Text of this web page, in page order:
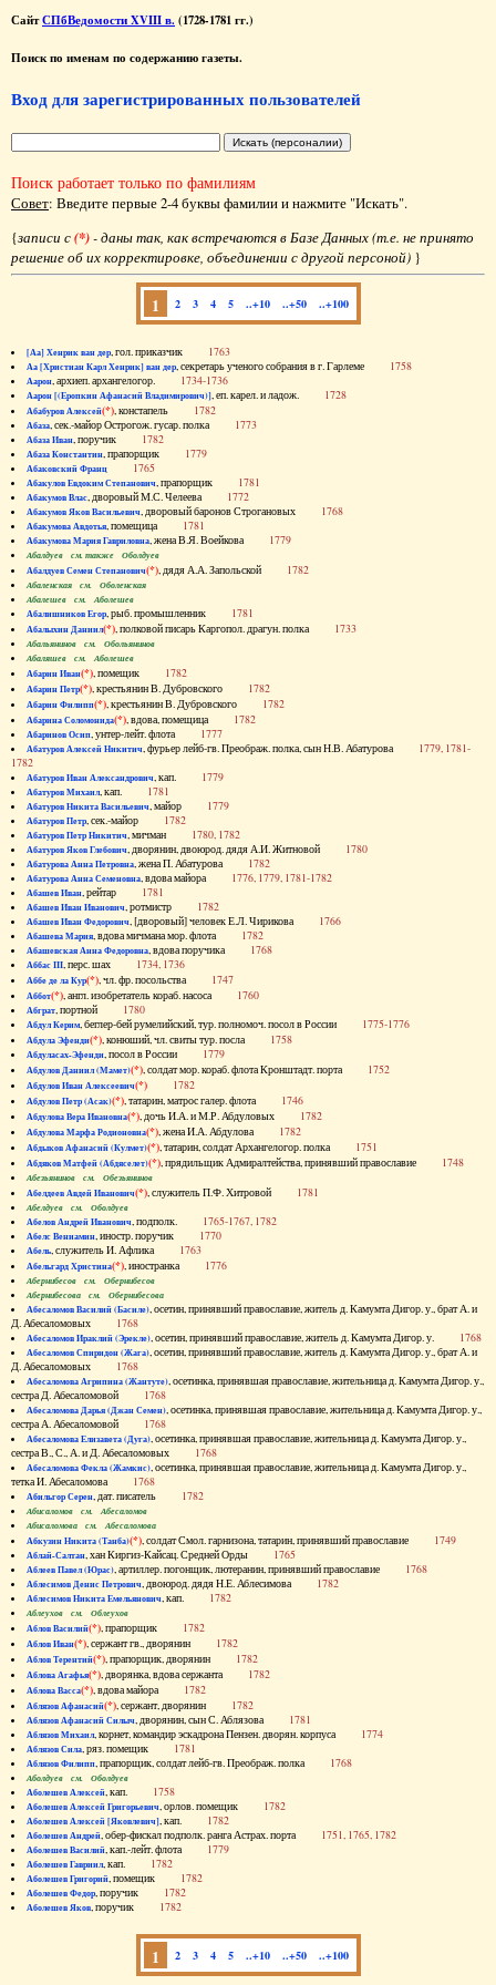
СайтСПбВедомости XVIII в. (1728-1781 гг.)
Поиск по именам по содержанию газеты.
Вход для зарегистрированных пользователей
Поиск работает только по фамилиям
Совет: Введите первые 2-4 буквы фамилии и нажмите "Искать".
{записи с(*)- даны так, как встречаются в Базе Данных (т.е. не принято
решение об их корректировке, объединении с другой персоной) }
1 2 3 4 5 ..+10 ..+50 ..+100
[Аа] Хенрик ван дер, гол. приказчик 1763
Аа [Христиан Карл Хенрик] ван дер, секретарь ученого собрания в г. Гарлеме 1758
Аарон, архиеп. архангелогор. 1734-1736
Аарон [(Еропкин Афанасий Владимирович)], еп. карел. и ладож. 1728
Абабуров Алексей(*), констапель 1782
Абаза, сек.-майор Острогож. гусар. полка 1773
Абаза Иван, поручик 1782
Абаза Константин, прапорщик 1779
Абаковский Франц 1765
Абакулов Евдоким Степанович, прапорщик 1781
Абакумов Влас, дворовый М.С. Челеева 1772
Абакумов Яков Васильевич, дворовый баронов Строгановых 1768
Абакумова Авдотья, помещица 1781
Абакумова Мария Гавриловна, жена В.Я. Воейкова 1779
Абалдуев см. также Оболдуев
Абалдуев Семен Степанович(*), дядя А.А. Запольской 1782
Абаленская см. Оболенская
Абалешев см. Аболешев
Абалишников Егор, рыб. промышленник 1781
Абалыхин Даниил(*), полковой писарь Каргопол. драгун. полка 1733
Абальянинов см. Обольянинов
Абаляшев см. Аболешев
Абарин Иван(*), помещик 1782
Абарин Петр(*), крестьянин В. Дубровского 1782
Абарин Филипп(*), крестьянин В. Дубровского 1782
Абарина Соломонида(*), вдова, помещица 1782
Абаринов Осип, унтер-лейт. флота 1777
Абатуров Алексей Никитич, фурьер лейб-гв. Преображ. полка, сын Н.В. Абатурова 1779, 1781-
1782
Абатуров Иван Александрович, кап. 1779
Абатуров Михаил, кап. 1781
Абатуров Никита Васильевич, майор 1779
Абатуров Петр, сек.-майор 1782
Абатуров Петр Никитич, мичман 1780, 1782
Абатуров Яков Глебович, дворянин, двоюрод. дядя А.И. Житновой 1780
Абатурова Анна Петровна, жена П. Абатурова 1782
Абатурова Анна Семеновна, вдова майора 1776, 1779, 1781-1782
Абашев Иван, рейтар 1781
Абашев Иван Иванович, ротмистр 1782
Абашев Иван Федорович, [дворовый] человек Е.Л. Чирикова 1766
Абашева Мария, вдова мичмана мор. флота 1782
Абашевская Анна Федоровна, вдова поручика 1768
Аббас III, перс. шах 1734, 1736
Аббе де ла Кур(*), чл. фр. посольства 1747
Аббот(*), англ. изобретатель кораб. насоса 1760
Абграт, портной 1780
Абдул Керим, беглер-бей румелийский, тур. полномоч. посол в России 1775-1776
Абдула Эфенди(*), конюший, чл. свиты тур. посла 1758
Абдуласах-Эфенди, посол в России 1779
Абдулов Даниил (Мамет)(*), солдат мор. кораб. флота Кронштадт. порта 1752
Абдулов Иван Алексеевич(*) 1782
Абдулов Петр (Асак)(*), татарин, матрос галер. флота 1746
Абдулова Вера Ивановна(*), дочь И.А. и М.Р. Абдуловых 1782
Абдулова Марфа Родионовна(*), жена И.А. Абдулова 1782
Абдыков Афанасий (Кулмет)(*), татарин, солдат Архангелогор. полка 1751
Абдяков Матфей (Абдяселет)(*), прядильщик Адмиралтейства, принявший православие 1748
Абезьянинов см. Обезьянинов
Абелдеев Авдей Иванович(*), служитель П.Ф. Хитровой 1781
Абелдуев см. Оболдуев
Абелов Андрей Иванович, подполк. 1765-1767, 1782
Абелс Вениамин, иностр. поручик 1770
Абель, служитель И. Афлика 1763
Абельгард Христина(*), иностранка 1776
Абернибесов см. Обернибесов
Абернибесова см. Обернибесова
Абесаломов Василий (Басиле), осетин, принявший православие, житель д. Камумта Дигор. у., брат А. и
Д. Абесаломовых 1768
Абесаломов Ираклий (Эрекле), осетин, принявший православие, житель д. Камумта Дигор. у. 1768
Абесаломов Спиридон (Жага), осетин, принявший православие, житель д. Камумта Дигор. у., брат А. и
Д. Абесаломовых 1768
Абесаломова Агрипина (Жантуте), осетинка, принявшая православие, жительница д. Камумта Дигор. у.,
сестра Д. Абесаломовой 1768
Абесаломова Дарья (Джан Семен), осетинка, принявшая православие, жительница д. Камумта Дигор. у.,
сестра А. Абесаломовой 1768
Абесаломова Елизавета (Дуга), осетинка, принявшая православие, жительница д. Камумта Дигор. у.,
сестра В., С., А. и Д. Абесаломовых 1768
Абесаломова Фекла (Жамкис), осетинка, принявшая православие, жительница д. Камумта Дигор. у.,
тетка И. Абесаломова 1768
Абильгор Серен, дат. писатель 1782
Абисаломов см. Абесаломов
Абисаломова см. Абесаломова
Абкузин Никита (Танба)(*), солдат Смол. гарнизона, татарин, принявший православие 1749
Аблай-Салтан, хан Киргиз-Кайсац. Средней Орды 1765
Аблеев Павел (Юрас), артиллер. погонщик, лютеранин, принявший православие 1768
Аблесимов Денис Петрович, двоюрод. дядя Н.Е. Аблесимова 1782
Аблесимов Никита Емельянович, кап. 1782
Аблеухов см. Облеухов
Аблов Василий(*), прапорщик 1782
Аблов Иван(*), сержант гв., дворянин 1782
Аблов Терентий(*), прапорщик, дворянин 1782
Аблова Агафья(*), дворянка, вдова сержанта 1782
Аблова Васса(*), вдова майора 1782
Аблязов Афанасий(*), сержант, дворянин 1782
Аблязов Афанасий Силыч, дворянин, сын С. Аблязова 1781
Аблязов Михаил, корнет, командир эскадрона Пензен. дворян. корпуса 1774
Аблязов Сила, ряз. помещик 1781
Аблязов Филипп, прапорщик, солдат лейб-гв. Преображ. полка 1768
Аболдуев см. Оболдуев
Аболешев Алексей, кап. 1758
Аболешев Алексей Григорьевич, орлов. помещик 1782
Аболешев Алексей [Яковлевич], кап. 1782
Аболешев Андрей, обер-фискал подполк. ранга Астрах. порта 1751, 1765, 1782
Аболешев Василий, кап.-лейт. флота 1779
Аболешев Гавриил, кап. 1782
Аболешев Григорий, помещик 1782
Аболешев Федор, поручик 1782
Аболешев Яков, поручик 1782
1 2 3 4 5 ..+10 ..+50 ..+100